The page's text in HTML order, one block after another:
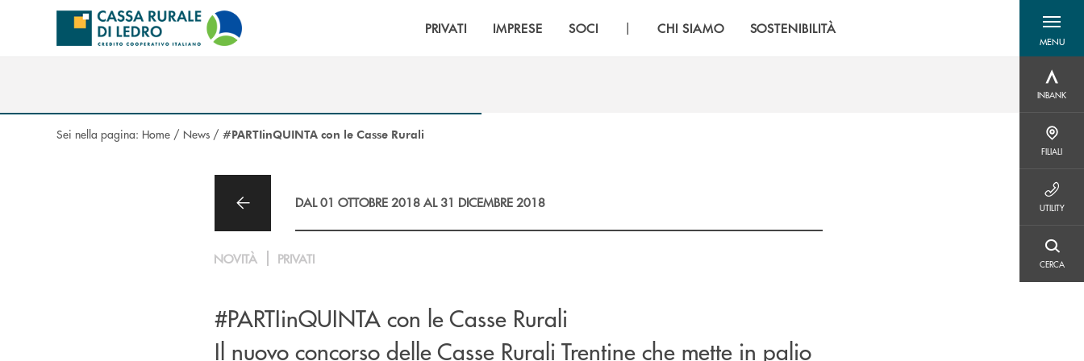
Salta al contenuto principale
PRIVATI IMPRESE SOCI | CHI SIAMO SOSTENIBILITÀ
MENU
menu
INBANK
FILIALI
UTILITY
CERCA
Sei nella pagina: Home / News / #PARTIinQUINTA con le Casse Rurali
DAL 01 OTTOBRE 2018 AL 31 DICEMBRE 2018
NOVITÀ PRIVATI
#PARTIinQUINTA con le Casse Rurali
Il nuovo concorso delle Casse Rurali Trentine che mette in palio